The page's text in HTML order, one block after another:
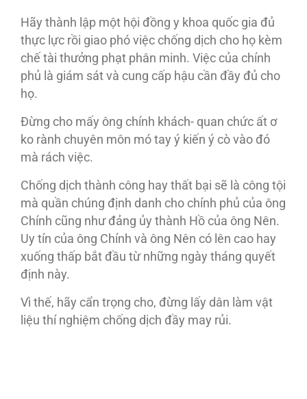
Hãy thành lập một hội đồng y khoa quốc gia đủ
thực lực rồi giao phó việc chống dịch cho họ kèm
chế tài thưởng phạt phân minh. Việc của chính
phủ là giám sát và cung cấp hậu cần đầy đủ cho
họ.
Đừng cho mấy ông chính khách- quan chức ất ơ
ko rành chuyên môn mó tay ý kiến ý cò vào đó
mà rách việc.
Chống dịch thành công hay thất bại sẽ là công tội
mà quần chúng định danh cho chính phủ của ông
Chính cũng như đảng ủy thành Hồ của ông Nên.
Uy tín của ông Chính và ông Nên có lên cao hay
xuống thấp bắt đầu từ những ngày tháng quyết
định này.
Vì thế, hãy cẩn trọng cho, đừng lấy dân làm vật
liệu thí nghiệm chống dịch đầy may rủi.